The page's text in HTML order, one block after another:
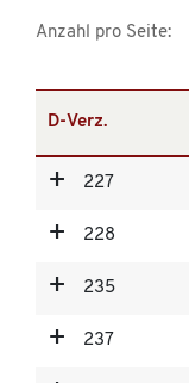
Anzahl pro Seite:
D-Verz.
227
228
235
237